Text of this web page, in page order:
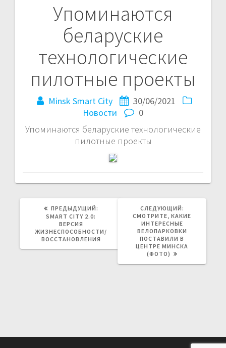
Упоминаются
беларуские
технологические
пилотные проекты
Minsk Smart City
30/06/2021
Новости
0
Упоминаются беларуские технологические
пилотные проекты
Навигация
записям
ПРЕДЫДУЩИЙ: ПРЕДЫДУЩАЯ
SMART CITY 2.0:
ВЕРСИЯ
ЖИЗНЕСПОСОБНОСТИ/
ВОССТАНОВЛЕНИЯ
СЛЕДУЮЩИЙ:
ЗАПИСЬ:
СМОТРИТЕ, КАКИЕ
ИНТЕРЕСНЫЕ
ВЕЛОПАРКОВКИ
ПОСТАВИЛИ В
ЦЕНТРЕ МИНСКА
(ФОТО)